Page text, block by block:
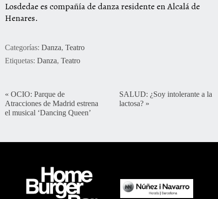
Losdedae es compañía de danza residente en Alcalá de
Henares.
Categorías: Danza, Teatro
Etiquetas: Danza, Teatro
« OCIO: Parque de
Atracciones de Madrid estrena
el musical ‘Dancing Queen’
SALUD: ¿Soy intolerante a la
lactosa? »